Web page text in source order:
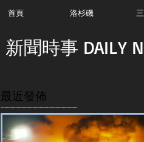
首頁 洛杉磯
新聞時事 DAILY
最近發佈
...............................................................